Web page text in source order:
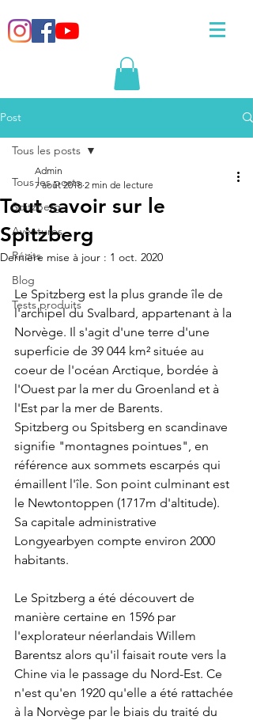
Post
Tous les posts
Spitzberg
Aventures
Récits
Blog
Tests produits
Tous les posts
Tout savoir sur le
Spitzberg
Admin
7 août 2018 2 min de lecture
Dernière mise à jour : 1 oct. 2020
Le Spitzberg est la plus grande île de
l'archipel du Svalbard, appartenant à la
Norvège. Il s'agit d'une terre d'une
superficie de 39 044 km² située au
coeur de l'océan Arctique, bordée à
l'Ouest par la mer du Groenland et à
l'Est par la mer de Barents.
Spitzberg ou Spitsberg en scandinave
signifie "montagnes pointues", en
référence aux sommets escarpés qui
émaillent l'île. Son point culminant est
le Newtontoppen (1717m d'altitude).
Sa capitale administrative
Longyearbyen compte environ 2000
habitants.
Le Spitzberg a été découvert de
manière certaine en 1596 par
l'explorateur néerlandais Willem
Barentsz alors qu'il faisait route vers la
Chine via le passage du Nord-Est. Ce
n'est qu'en 1920 qu'elle a été rattachée
à la Norvège par le biais du traité du